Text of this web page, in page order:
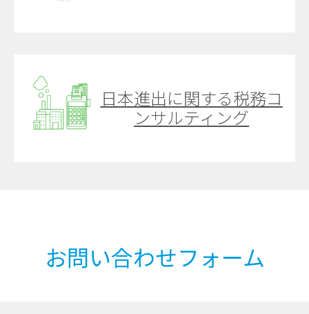
日本進出に関する税務コ
ンサルティング
お問い合わせフォーム